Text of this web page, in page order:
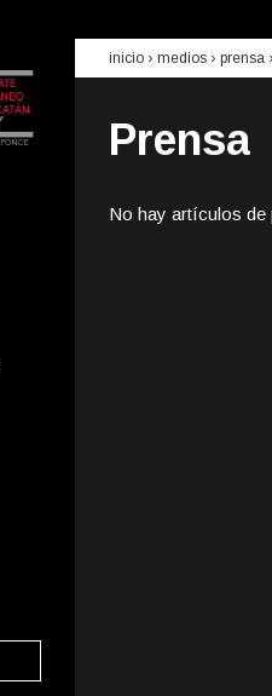
inicio › medios › prensa
Prensa
No hay artículos de